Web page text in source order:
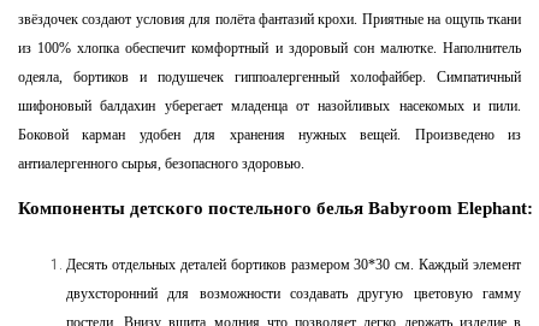
звёздочек создают условия для полёта фантазий крохи. Приятные на ощупь ткани
из 100% хлопка обеспечит комфортный и здоровый сон малютке. Наполнитель
одеяла, бортиков и подушечек гиппоалергенный холофайбер. Симпатичный
шифоновый балдахин уберегает младенца от назойливых насекомых и пили.
Боковой карман удобен для хранения нужных вещей. Произведено из
антиалергенного сырья, безопасного здоровью.
Компоненты детского постельного белья Babyroom Elephant:
Десять отдельных деталей бортиков размером 30*30 см. Каждый элемент
двухсторонний для возможности создавать другую цветовую гамму
постели. Внизу вшита молния что позволяет легко держать изделие в